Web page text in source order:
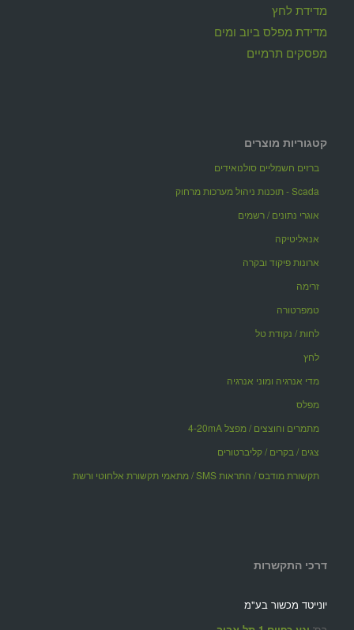
מדידת לחץ
מדידת מפלס ביוב ומים
מפסקים תרמיים
קטגוריות מוצרים
ברזים חשמליים סולנואידים
Scada - תוכנות ניהול מערכות מרחוק
אוגרי נתונים / רשמים
אנאליטיקה
ארונות פיקוד ובקרה
זרימה
טמפרטורה
לחות / נקודת טל
לחץ
מדי אנרגיה ומוני אנרגיה
מפלס
מתמרים וחוצצים / מפצל 4-20mA
צגים / בקרים / קליברטורים
תקשורת מודבס / התראות SMS / מתאמי תקשורת אלחוטי ורשת
דרכי התקשרות
יונייטד מכשור בע"מ